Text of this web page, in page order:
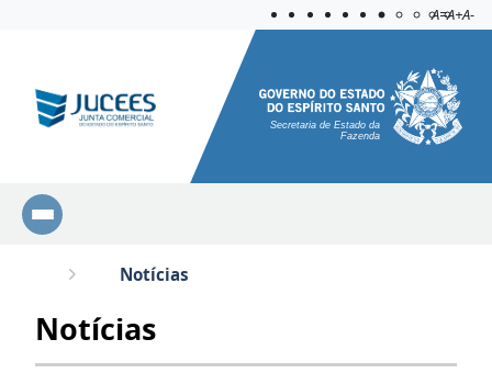
Aplicar
A=A+A-
Secretaria de Estado da
Fazenda
Notícias
Notícias